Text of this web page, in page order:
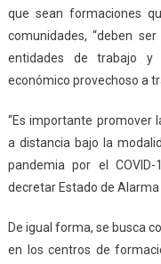
que sean formaciones
comunidades, “deben
entidades de trabajo
económico provechoso a
“Es importante promover
a distancia bajo la
pandemia por el
decretar Estado de
De igual forma, se busca
en los centros de